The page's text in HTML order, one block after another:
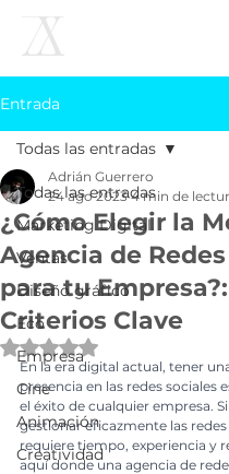
Entrada
Todas las entradas
Marketing Digital
Ventas
Diseño gráfico
Eco
Empresa
Cine
Animación
Creatividad
Todas las entradas
¿Cómo Elegir la
Agencia de
para tu
Criterios Clave
Adrián Guerrero
24 ago 2023 4 min de
Obtuvo NaN de 5
En la era digital actual, tener
presencia en las redes sociales
el éxito de cualquier empresa.
gestionar eficazmente las redes
requiere tiempo, experiencia y
aquí donde una agencia de